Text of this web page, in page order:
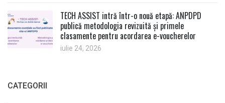
TECH ASSIST intră într-o nouă etapă: ANPDPD
publică metodologia revizuită și primele
clasamente pentru acordarea e-voucherelor
iulie 24, 2026
CATEGORII